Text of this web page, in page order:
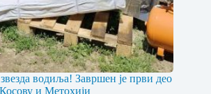
водиља! Завршен је први део
и Метохији